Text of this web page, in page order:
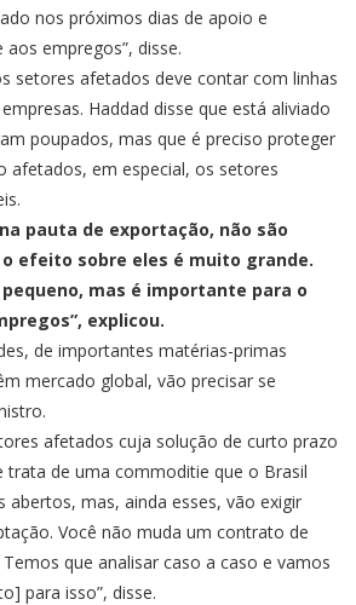
nos próximos dias de apoio e
empregos”, disse.
setores afetados deve contar com linhas
Haddad disse que está aliviado
poupados, mas que é preciso proteger
afetados, em especial, os setores
pauta de exportação, não são
efeito sobre eles é muito grande.
mas é importante para o
explicou.
de importantes matérias-primas
mercado global, vão precisar se
afetados cuja solução de curto prazo
trata de uma commoditie que o Brasil
mas, ainda esses, vão exigir
Você não muda um contrato de
que analisar caso a caso e vamos
para isso”, disse.